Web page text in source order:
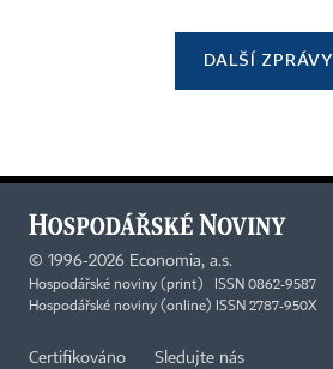
DALŠÍ ZPRÁVY
© 1996-2026 Economia, a.s.
Hospodářské noviny (print) ISSN 0862-9587
Hospodářské noviny (online) ISSN 2787-950X
Certifikováno Sledujte nás